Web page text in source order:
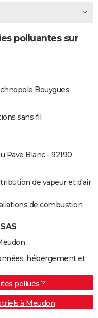
polluantes sur
Bouygues
sans fil
Pave Blanc - 92190
de vapeur et d'air
de combustion
hébergement et
pollués ?
à Meudon